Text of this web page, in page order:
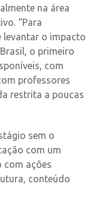
na área
“Para
levantar o impacto
o primeiro
com
professores
restrita a poucas
sem o
com um
com ações
conteúdo